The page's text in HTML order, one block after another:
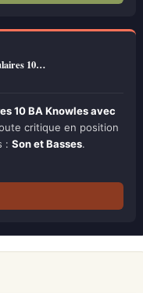
10…
10 BA Knowles avec
critique en position
: Son et Basses.